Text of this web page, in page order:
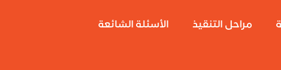
مراحل التنقيذ الأسئلة الشائعة